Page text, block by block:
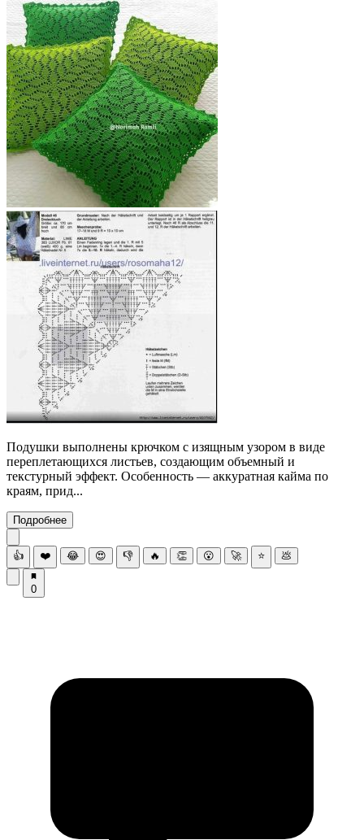
Подушки выполнены крючком с изящным узором в виде
переплетающихся листьев, создающим объемный и
текстурный эффект. Особенность — аккуратная кайма по
краям, прид...
Подробнее
👍 ❤️ 😂 😍 👎 🔥 👏 😮 🚀 ⭐ 💩
0